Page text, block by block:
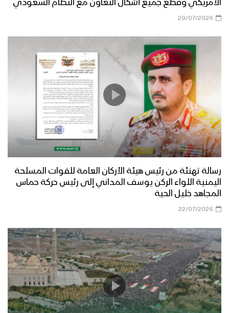
الأمريكي وقطع جميع أشكال التعاون مع النظام السعودي
29/07/2026
رسالة تهنئة من رئيس هيئة الأركان العامة للقوات المسلحة
اليمنية اللواء الركن يوسف المداني إلى رئيس حركة حماس
المجاهد خليل الحية
22/07/2026